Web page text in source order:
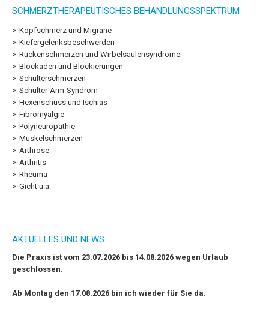
SCHMERZTHERAPEUTISCHES BEHANDLUNGSSPEKTRUM
Kopfschmerz und Migräne
Kiefergelenksbeschwerden
Rückenschmerzen und Wirbelsäulensyndrome
Blockaden und Blockierungen
Schulterschmerzen
Schulter-Arm-Syndrom
Hexenschuss und Ischias
Fibromyalgie
Polyneuropathie
Muskelschmerzen
Arthrose
Arthritis
Rheuma
Gicht u.a.
AKTUELLES UND NEWS
Die Praxis ist vom 23.07.2026 bis 14.08.2026 wegen Urlaub
geschlossen.
Ab Montag den 17.08.2026 bin ich wieder für Sie da.